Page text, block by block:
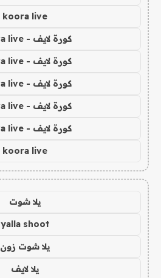
koora live
كورة لايف - koora live
كورة لايف - koora live
كورة لايف - koora live
كورة لايف - koora live
كورة لايف - koora live
koora live
يلا شوت
yalla shoot
يلا شوت زون
يلا لايف